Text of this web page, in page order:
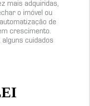
mais adquiridas,
o imóvel ou
de
crescimento.
alguns cuidados